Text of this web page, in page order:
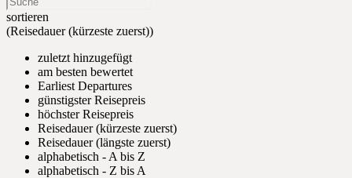
sortieren
(Reisedauer (kürzeste zuerst))
zuletzt hinzugefügt
am besten bewertet
Earliest Departures
günstigster Reisepreis
höchster Reisepreis
Reisedauer (kürzeste zuerst)
Reisedauer (längste zuerst)
alphabetisch - A bis Z
alphabetisch - Z bis A